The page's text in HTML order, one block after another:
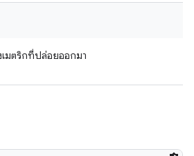
เมตริกที่ปล่อยออกมา